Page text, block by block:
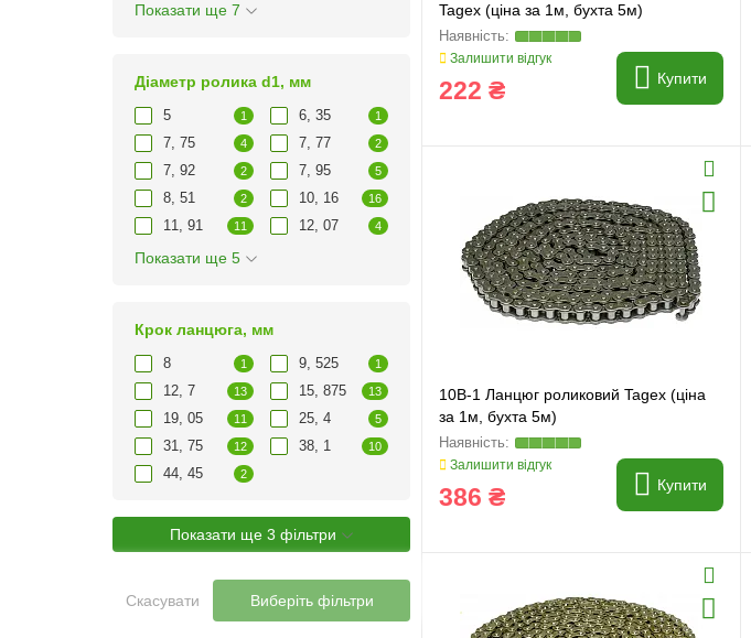
Показати ще 7
Діаметр ролика d1, мм
5 1 6, 35 1
7, 75 4 7, 77 2
7, 92 2 7, 95 5
8, 51 2 10, 16 16
11, 91 11 12, 07 4
Показати ще 5
Крок ланцюга, мм
8 1 9, 525 1
12, 7 13 15, 875 13
19, 05 11 25, 4 5
31, 75 12 38, 1 10
44, 45 2
Показати ще 3 фільтри
Скасувати Виберіть фільтри
Tagex (ціна за 1м, бухта 5м)
Залишити відгук
222 ₴ Купити
10B-1 Ланцюг роликовий Tagex (ціна
за 1м, бухта 5м)
Залишити відгук
386 ₴ Купити